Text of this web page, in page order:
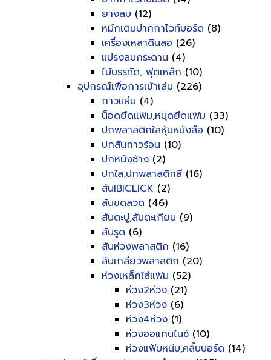
ยางลบ (12)
หมึกเติมปากกาไวท์บอร์ด (8)
เครื่องเหลาดินสอ (26)
แปรงลบกระดาน (4)
ไม้บรรทัด, ฟุตเหล็ก (10)
อุปกรณ์เพื่อการเข้าเล่ม (226)
กาวแผ่น (4)
น็อดยึดแฟ้ม,หมุดยึดแฟ้ม (33)
ปกพลาสติกใสหุ้มหนังสือ (10)
ปกสันกาวร้อน (10)
ปกหนังช้าง (2)
ปกใส,ปกพลาสติกสี (16)
สันIBICLICK (2)
สันขดลวด (46)
สันตะปู,สันตะเกียบ (9)
สันรูด (6)
สันห่วงพลาสติก (16)
สันเกลียวพลาสติก (20)
ห่วงเหล็กใส่แฟ้ม (52)
ห่วง2ห่วง (21)
ห่วง3ห่วง (6)
ห่วง4ห่วง (1)
ห่วงออแกนไนซ์ (10)
ห่วงแฟ้มหนีบ,คลิ๊บบอร์ด (14)